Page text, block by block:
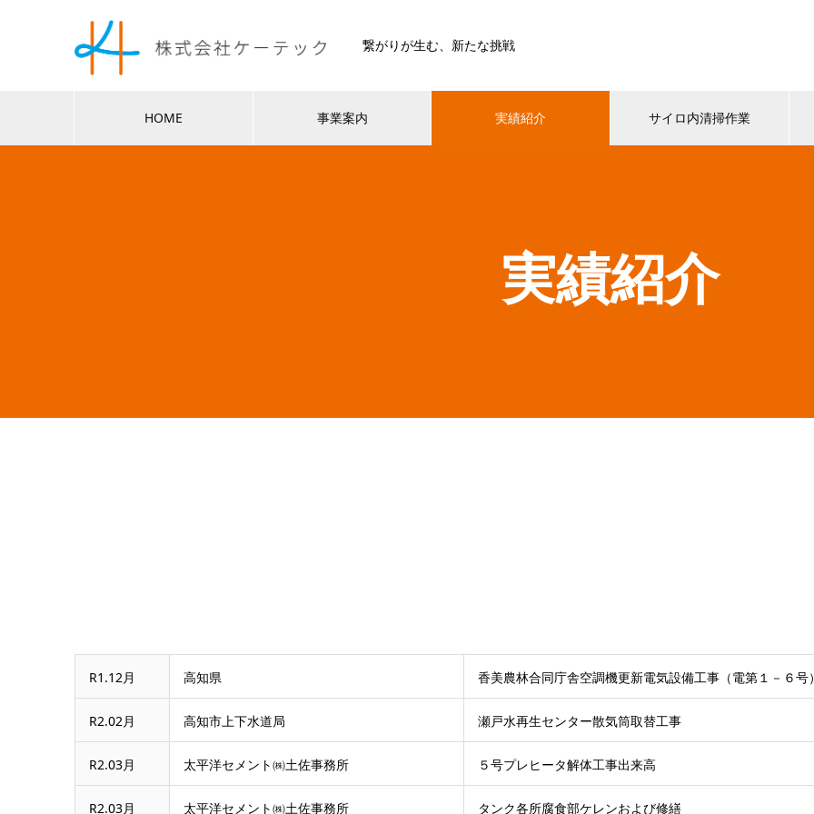
繋がりが生む、新たな挑戦
HOME 事業案内 実績紹介 サイロ内清掃作業
実績紹介
R1.12月 高知県 香美農林合同庁舎空調機更新電気設備工事（電第１－６号
R2.02月 高知市上下水道局 瀬戸水再生センター散気筒取替工事
R2.03月 太平洋セメント㈱土佐事務所 ５号プレヒータ解体工事出来高
R2.03月 太平洋セメント㈱土佐事務所 タンク各所腐食部ケレンおよび修繕